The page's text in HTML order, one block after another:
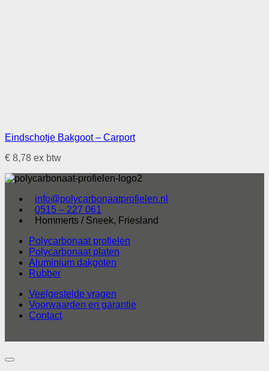
Eindschotje Bakgoot – Carport
€ 8,78 ex btw
info@polycarbonaatprofielen.nl
0515 – 227 061
Hommerts / Sneek, Friesland
Polycarbonaat profielen
Polycarbonaat platen
Aluminium dakgoten
Rubber
Veelgestelde vragen
Voorwaarden en garantie
Contact